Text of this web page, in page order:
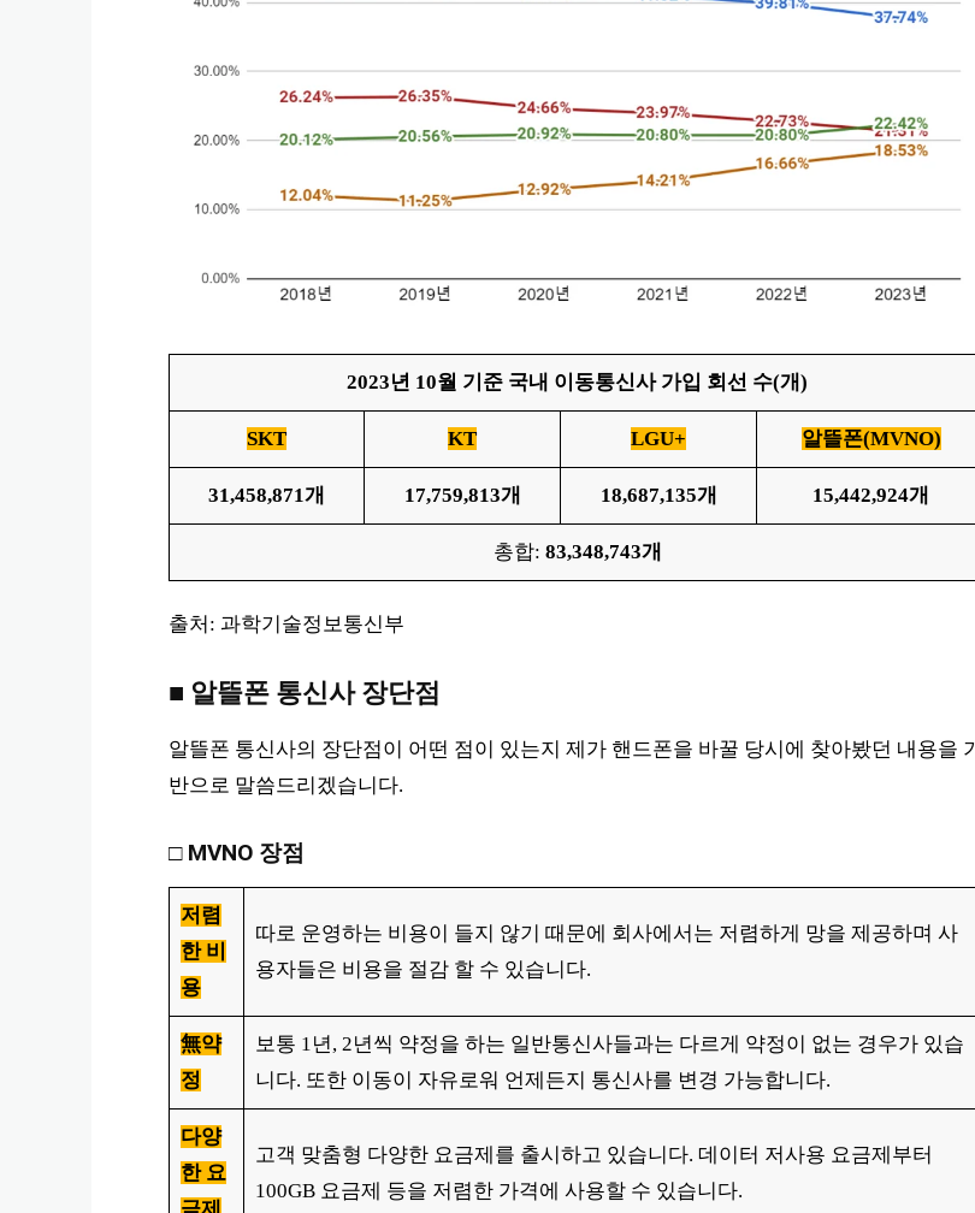
2023년 10월 기준 국내 이동통신사 가입 회선 수(개)
SKT KT LGU+ 알뜰폰(MVNO)
31,458,871개 17,759,813개 18,687,135개 15,442,924개
총합: 83,348,743개
출처: 과학기술정보통신부
■ 알뜰폰 통신사 장단점
알뜰폰 통신사의 장단점이 어떤 점이 있는지 제가 핸드폰을 바꿀 당시에 찾아봤던 내용을 기
반으로 말씀드리겠습니다.
□ MVNO 장점
저렴
한 비
용
따로 운영하는 비용이 들지 않기 때문에 회사에서는 저렴하게 망을 제공하며 사
용자들은 비용을 절감 할 수 있습니다.
無약
정
보통 1년, 2년씩 약정을 하는 일반통신사들과는 다르게 약정이 없는 경우가 있습
니다. 또한 이동이 자유로워 언제든지 통신사를 변경 가능합니다.
다양
한 요
고객 맞춤형 다양한 요금제를 출시하고 있습니다. 데이터 저사용 요금제부터
100GB 요금제 등을 저렴한 가격에 사용할 수 있습니다.